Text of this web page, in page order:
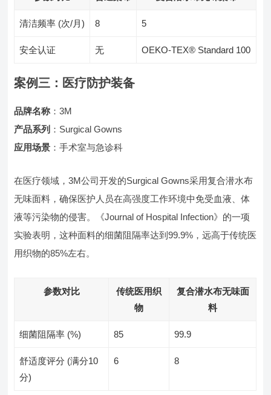
清洁频率 (次/月) 8 5
安全认证 无 OEKO-TEX® Standard 100
案例三：医疗防护装备
品牌名称 ：3M
产品系列 ：Surgical Gowns
应用场景 ：手术室与急诊科
在医疗领域，3M公司开发的Surgical Gowns采用复合潜水布
无味面料，确保医护人员在高强度工作环境中免受血液、体
液等污染物的侵害。《Journal of Hospital Infection》的一项
实验表明，这种面料的细菌阻隔率达到99.9%，远高于传统医
用织物的85%左右。
参数对比
传统医用织
物
复合潜水布无味面
料
细菌阻隔率 (%) 85 99.9
舒适度评分 (满分10
分)
6 8